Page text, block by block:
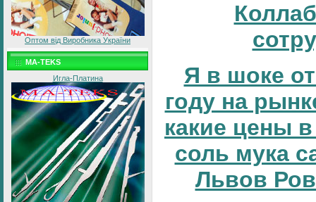
Оптом від Виробника України
MA-TEKS
Игла-Платина
Я в шоке
году на
какие цены
соль мука
Львов